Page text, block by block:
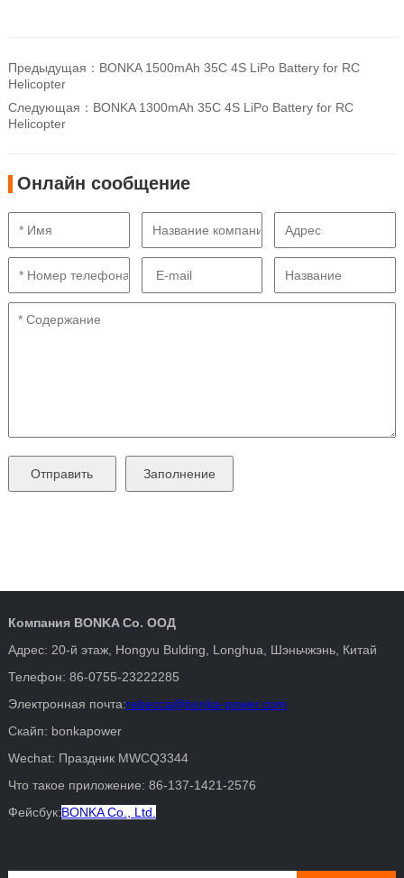
Предыдущая： BONKA 1500mAh 35C 4S LiPo Battery for RC
Helicopter
Следующая： BONKA 1300mAh 35C 4S LiPo Battery for RC
Helicopter
Онлайн сообщение
Компания BONKA Co. ООД
Адрес: 20-й этаж, Hongyu Bulding, Longhua, Шэньчжэнь, Китай
Телефон: 86-0755-23222285
Электронная почта:rebecca@bonka-power.com
Скайп: bonkapower
Wechat: Праздник MWCQ3344
Что такое приложение: 86-137-1421-2576
Фейсбук:BONKA Co., Ltd.